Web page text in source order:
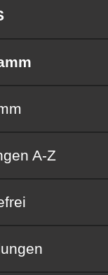
von A bis Z
A-Z